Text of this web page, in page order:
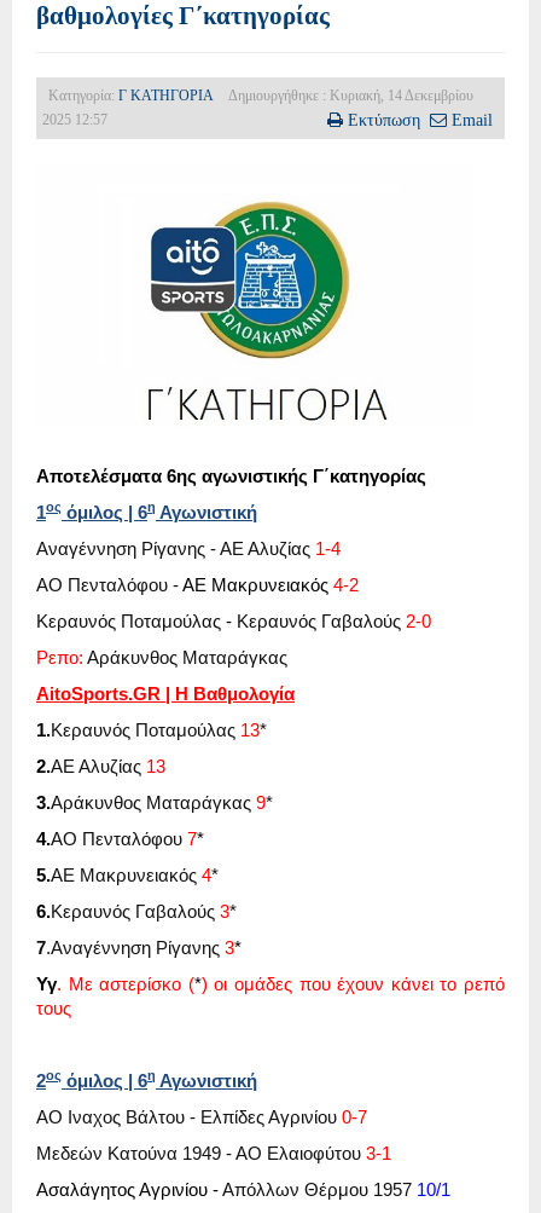
βαθμολογίες Γ΄κατηγορίας
Κατηγορία: Γ ΚΑΤΗΓΟΡΙΑ
Δημιουργήθηκε : Κυριακή, 14 Δεκεμβρίου
2025 12:57
Εκτύπωση Email
Αποτελέσματα 6ης αγωνιστικής Γ΄κατηγορίας
1ος όμιλος | 6η Αγωνιστική
Αναγέννηση Ρίγανης - ΑΕ Αλυζίας 1-4
ΑΟ Πενταλόφου -ΑΕ Μακρυνειακός 4-2
Κεραυνός Ποταμούλας - Κεραυνός Γαβαλούς 2-0
Ρεπο: Αράκυνθος Ματαράγκας
AitoSports.GR | Η Βαθμολογία
1.Κεραυνός Ποταμούλας 13*
2.ΑΕ Αλυζίας 13
3.Αράκυνθος Ματαράγκας 9*
4.ΑΟ Πενταλόφου 7*
5.ΑΕ Μακρυνειακός 4*
6.Κεραυνός Γαβαλούς 3*
7.Αναγέννηση Ρίγανης 3*
Υγ. Με αστερίσκο (*) οι ομάδες που έχουν κάνει το ρεπό
τους
2ος όμιλος | 6η Αγωνιστική
ΑΟ Ιναχος Βάλτου - Ελπίδες Αγρινίου 0-7
Μεδεών Κατούνα 1949 - ΑΟ Ελαιοφύτου 3-1
Ασαλάγητος Αγρινίου -Απόλλων Θέρμου 1957 10/1